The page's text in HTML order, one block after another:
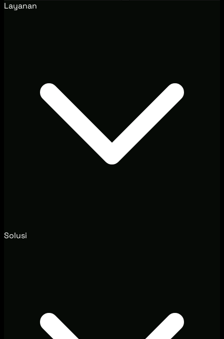
Layanan
Solusi